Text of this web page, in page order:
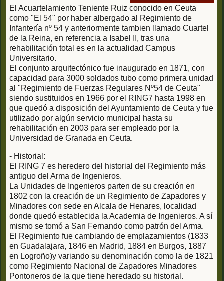
El Acuartelamiento Teniente Ruiz conocido en Ceuta
como "El 54" por haber albergado al Regimiento de
Infantería nº 54 y anteriormente tambien llamado Cuartel
de la Reina, en referencia a Isabel II, tras una
rehabilitación total es en la actualidad Campus
Universitario.
El conjunto arquitectónico fue inaugurado en 1871, con
capacidad para 3000 soldados tubo como primera unidad
al "Regimiento de Fuerzas Regulares Nº54 de Ceuta"
siendo sustituidos en 1966 por el RING7 hasta 1998 en
que quedó a disposición del Ayuntamiento de Ceuta y fue
utilizado por algún servicio municipal hasta su
rehabilitación en 2003 para ser empleado por la
Universidad de Granada en Ceuta.
- Historial:
El RING 7 es heredero del historial del Regimiento más
antiguo del Arma de Ingenieros.
La Unidades de Ingenieros parten de su creación en
1802 con la creación de un Regimiento de Zapadores y
Minadores con sede en Alcala de Henares, localidad
donde quedó establecida la Academia de Ingenieros. A sí
mismo se tomó a San Fernando como patrón del Arma.
El Regimiento fue cambiando de emplazamientos (1833
en Guadalajara, 1846 en Madrid, 1884 en Burgos, 1887
en Logroño)y variando su denominación como la de 1821
como Regimiento Nacional de Zapadores Minadores
Pontoneros de la que tiene heredado su historial.